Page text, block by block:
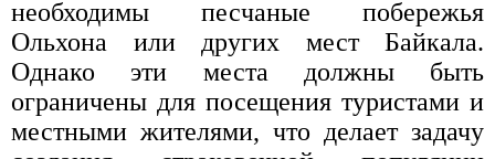
необходимы песчаные побережья
Ольхона или других мест Байкала.
Однако эти места должны быть
ограничены для посещения туристами и
местными жителями, что делает задачу